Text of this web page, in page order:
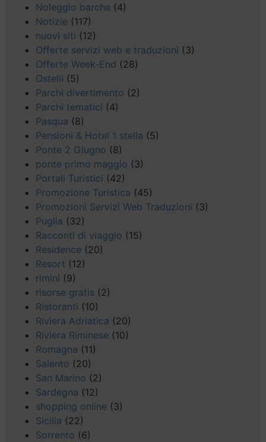
Noleggio barche (4)
Notizie (117)
nuovi siti (12)
Offerte servizi web e traduzioni (3)
Offerte Week-End (28)
Ostelli (5)
Parchi divertimento (2)
Parchi tematici (4)
Pasqua (8)
Pensioni & Hotel 1 stella (5)
Ponte 2 Giugno (8)
ponte primo maggio (3)
Portali Turistici (42)
Promozione Turistica (45)
Promozioni Servizi Web Traduzioni (3)
Puglia (32)
Racconti di viaggio (15)
Residence (20)
Resort (12)
rimini (9)
risorse gratis (2)
Ristoranti (10)
Riviera Adriatica (20)
Riviera Riminese (10)
Romagna (11)
Salento (20)
San Marino (2)
Sardegna (12)
shopping online (3)
Sicilia (22)
Sorrento (6)